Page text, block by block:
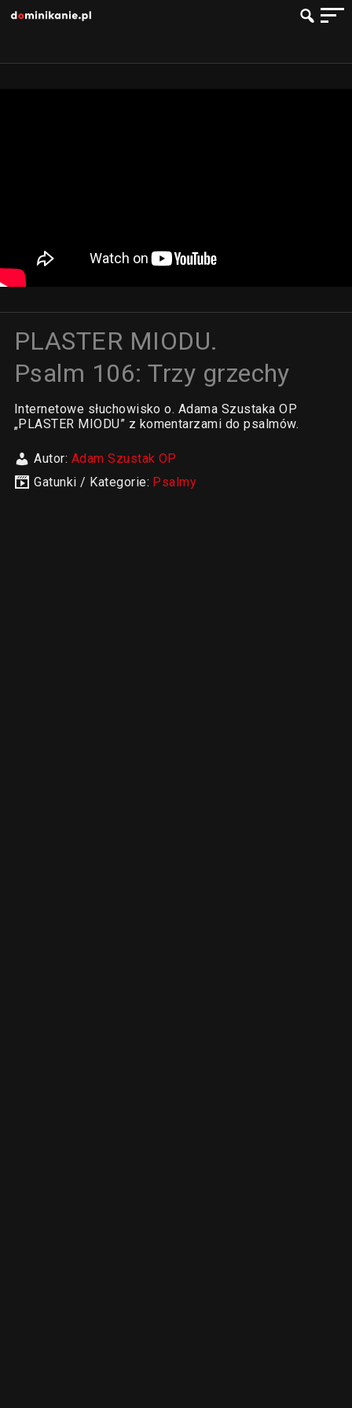
PLASTER MIODU.
Psalm 106: Trzy grzechy
Internetowe słuchowisko o. Adama Szustaka OP
„PLASTER MIODU” z komentarzami do psalmów.
Autor: Adam Szustak OP
Gatunki / Kategorie: Psalmy